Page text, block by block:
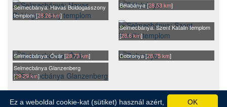
Selmecbánya: Havas Boldogasszony
templom [28.26 km]
Bélabánya [28.53 km]
Selmecbánya: Szent Katalin templom
[28.6 km]
Selmecbánya: Óvár [28.73 km] Dobronya [28.75 km]
Selmecbánya Glanzenberg
[29.29 km]
OK
Ez a weboldal cookie-kat (sütiket) használ azért,